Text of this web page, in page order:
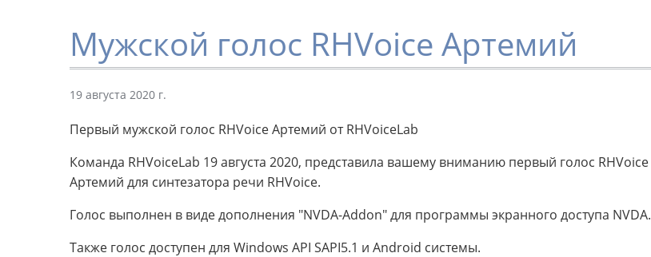
Мужской голос RHVoice Артемий
19 августа 2020 г.
Первый мужской голос RHVoice Артемий от RHVoiceLab
Команда RHVoiceLab 19 августа 2020, представила вашему вниманию первый голос RHVoice
Артемий для синтезатора речи RHVoice.
Голос выполнен в виде дополнения "NVDA-Addon" для программы экранного доступа NVDA.
Также голос доступен для Windows API SAPI5.1 и Android системы.